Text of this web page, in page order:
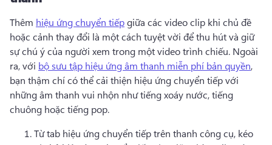
Thêm hiệu ứng chuyển tiếp giữa các video clip khi chủ đề
hoặc cảnh thay đổi là một cách tuyệt vời để thu hút và giữ
sự chú ý của người xem trong một video trình chiếu. Ngoài
ra, với bộ sưu tập hiệu ứng âm thanh miễn phí bản quyền,
bạn thậm chí có thể cải thiện hiệu ứng chuyển tiếp với
những âm thanh vui nhộn như tiếng xoáy nước, tiếng
chuông hoặc tiếng pop.
Từ tab hiệu ứng chuyển tiếp trên thanh công cụ, kéo